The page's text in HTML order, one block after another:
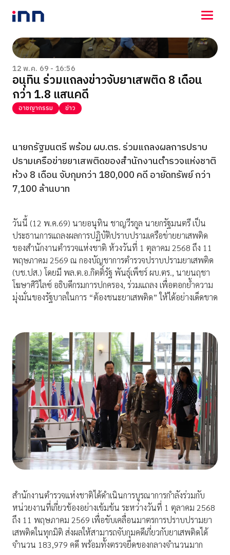
NEWS
ENTERTAINMENT
LIFESTYLE
HOROSCOPE
LOTTERY
VIDEO
12 พ.ค. 69 - 16:56
อนุทิน ร่วมแถลงข่าวจับยาเสพติด 8 เดือน
กว่า 1.8 แสนคดี
อาชญากรรม ข่าว
นายกรัฐมนตรี พร้อม ผบ.ตร. ร่วมแถลงผลการปราบ
ปรามเครือข่ายยาเสพติดของสำนักงานตำรวจแห่งชาติ
ห้วง 8 เดือน จับกุมกว่า 180,000 คดี อายัดทรัพย์ กว่า
7,100 ล้านบาท
วันนี้ (12 พ.ค.69) นายอนุทิน ชาญวีรกูล นายกรัฐมนตรี เป็น
ประธานการแถลงผลการปฏิบัติปราบปรามเครือข่ายยาเสพติด
ของสำนักงานตำรวจแห่งชาติ ห้วงวันที่ 1 ตุลาคม 2568 ถึง 11
พฤษภาคม 2569 ณ กองบัญชาการตำรวจปราบปรามยาเสพติด
(บช.ปส.) โดยมี พล.ต.อ.กิตติ์รัฐ พันธุ์เพ็ชร์ ผบ.ตร., นายนฤชา
โฆษาศิวิไลซ์ อธิบดีกรมการปกครอง, ร่วมแถลง เพื่อตอกย้ำความ
มุ่งมั่นของรัฐบาลในการ “ต้องชนะยาเสพติด” ให้ได้อย่างเด็ดขาด
สำนักงานตำรวจแห่งชาติได้ดำเนินการบูรณาการกำลังร่วมกับ
หน่วยงานที่เกี่ยวข้องอย่างเข้มข้น ระหว่างวันที่ 1 ตุลาคม 2568
ถึง 11 พฤษภาคม 2569 เพื่อขับเคลื่อนมาตรการปราบปรามยา
เสพติดในทุกมิติ ส่งผลให้สามารถจับกุมคดีเกี่ยวกับยาเสพติดได้
จำนวน 183,979 คดี พร้อมทั้งตรวจยึดของกลางจำนวนมาก